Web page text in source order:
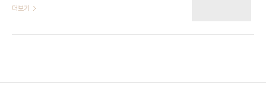
더보기